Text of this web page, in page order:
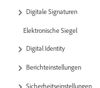
Digitale Signaturen
Elektronische Siegel
Digital Identity
Berichteinstellungen
Sicherheitseinstellungen